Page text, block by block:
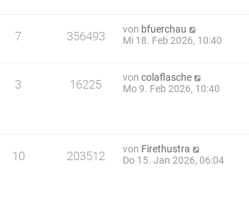
7 356493 von bfuerchau
Mi 18. Feb 2026, 10:40
3 16225 voncolaflasche
Mo 9. Feb 2026, 10:40
10 203512 von Firethustra
Do 15. Jan 2026, 06:04